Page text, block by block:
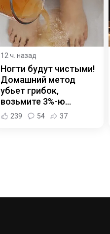
12 ч. назад
Ногти будут чистыми!
Домашний метод
убьет грибок,
возьмите 3%-ю…
239 54 37